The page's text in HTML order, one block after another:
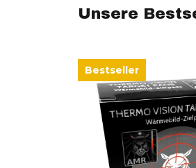
Unsere
Bestseller